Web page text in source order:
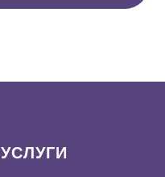
УСЛУГИ